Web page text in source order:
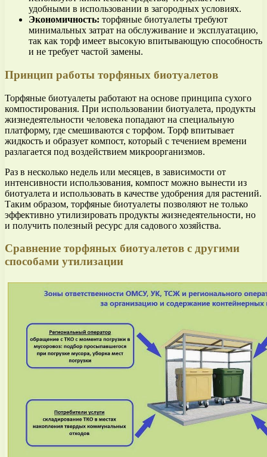
удобными в использовании в загородных условиях.
Экономичность: торфяные биотуалеты требуют
минимальных затрат на обслуживание и эксплуатацию,
так как торф имеет высокую впитывающую способность
и не требует частой замены.
Принцип работы торфяных биотуалетов
Торфяные биотуалеты работают на основе принципа сухого
компостирования. При использовании биотуалета, продукты
жизнедеятельности человека попадают на специальную
платформу, где смешиваются с торфом. Торф впитывает
жидкость и образует компост, который с течением времени
разлагается под воздействием микроорганизмов.
Раз в несколько недель или месяцев, в зависимости от
интенсивности использования, компост можно вынести из
биотуалета и использовать в качестве удобрения для растений.
Таким образом, торфяные биотуалеты позволяют не только
эффективно утилизировать продукты жизнедеятельности, но
и получить полезный ресурс для садового хозяйства.
Сравнение торфяных биотуалетов с другими
способами утилизации